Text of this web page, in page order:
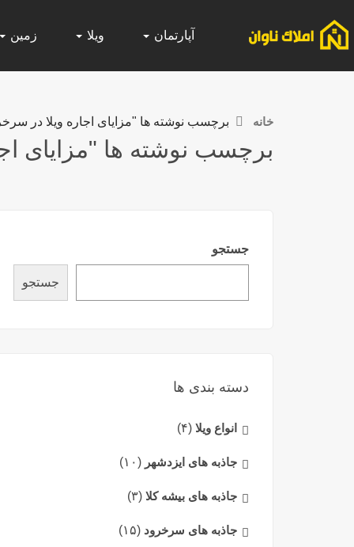
آپارتمان ویلا زمین
خانه برچسب نوشته ها "مزایای اجاره ویلا در
برچسب نوشته ها "مزایای
جستجو
جستجو
دسته بندی ها
انواع ویلا (۴)
جاذبه های ایزدشهر (۱۰)
جاذبه های بیشه کلا (۳)
جاذبه های سرخرود (۱۵)